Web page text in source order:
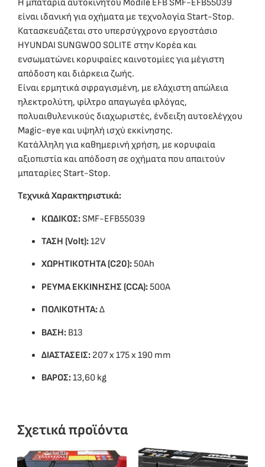
Η μπαταρία αυτοκινήτου Modile EFB SMF-EFB55039
είναι ιδανική για οχήματα με τεχνολογία Start-Stop.
Κατασκευάζεται στο υπερσύγχρονο εργοστάσιο
HYUNDAI SUNGWOO SOLITE στην Κορέα και
ενσωματώνει κορυφαίες καινοτομίες για μέγιστη
απόδοση και διάρκεια ζωής.
Είναι ερμητικά σφραγισμένη, με ελάχιστη απώλεια
ηλεκτρολύτη, φίλτρο απαγωγέα φλόγας,
πολυαιθυλενικούς διαχωριστές, ένδειξη αυτοελέγχου
Magic-eye και υψηλή ισχύ εκκίνησης.
Κατάλληλη για καθημερινή χρήση, με κορυφαία
αξιοπιστία και απόδοση σε οχήματα που απαιτούν
μπαταρίες Start-Stop.
Τεχνικά Χαρακτηριστικά:
ΚΩΔΙΚΟΣ:SMF-EFB55039
ΤΑΣΗ (Volt):12V
ΧΩΡΗΤΙΚΟΤΗΤΑ (C20):50Ah
ΡΕΥΜΑ ΕΚΚΙΝΗΣΗΣ (CCA):500A
ΠΟΛΙΚΟΤΗΤΑ:Δ
ΒΑΣΗ: B13
ΔΙΑΣΤΑΣΕΙΣ: 207 x 175 x 190 mm
ΒΑΡΟΣ:13,60 kg
Σχετικά προϊόντα